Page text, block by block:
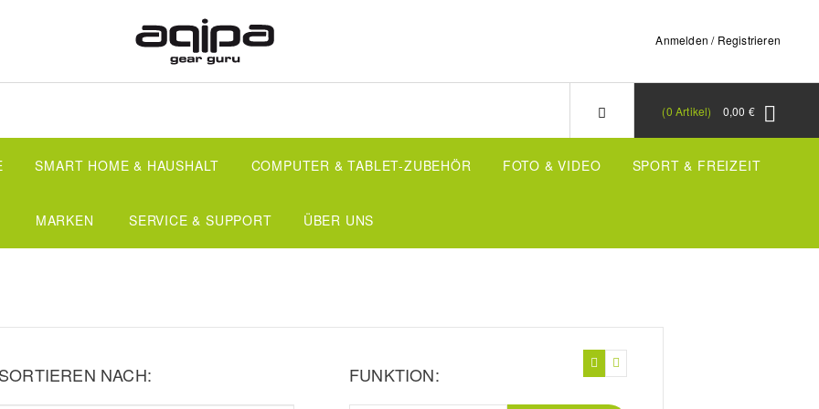
Anmelden / Registrieren
0,00 €
0 Artikel
SMART HOME & HAUSHALT COMPUTER & TABLET-ZUBEHÖR FOTO & VIDEO SPORT & FREIZEIT
MARKEN SERVICE & SUPPORT ÜBER UNS
SORTIEREN NACH: FUNKTION: